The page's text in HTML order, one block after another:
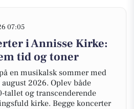
07:05
i Annisse Kirke:
tid og toner
en musikalsk sommer med
2026. Oplev både
tallet og transcenderende
kirke. Begge koncerter